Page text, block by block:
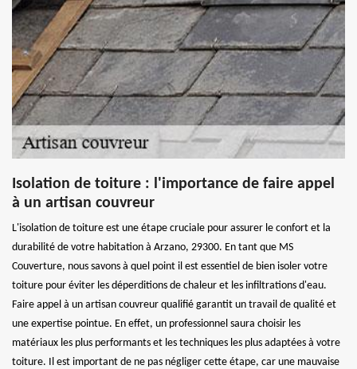
Isolation de toiture : l'importance de faire appel
à un artisan couvreur
L'isolation de toiture est une étape cruciale pour assurer le confort et la
durabilité de votre habitation à Arzano, 29300. En tant que MS
Couverture, nous savons à quel point il est essentiel de bien isoler votre
toiture pour éviter les déperditions de chaleur et les infiltrations d'eau.
Faire appel à un artisan couvreur qualifié garantit un travail de qualité et
une expertise pointue. En effet, un professionnel saura choisir les
matériaux les plus performants et les techniques les plus adaptées à votre
toiture. Il est important de ne pas négliger cette étape, car une mauvaise